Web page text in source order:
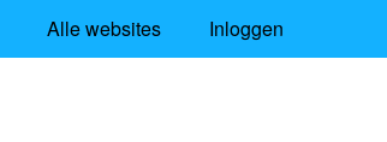
Alle websites Inloggen